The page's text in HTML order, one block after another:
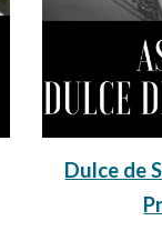
Dulce de